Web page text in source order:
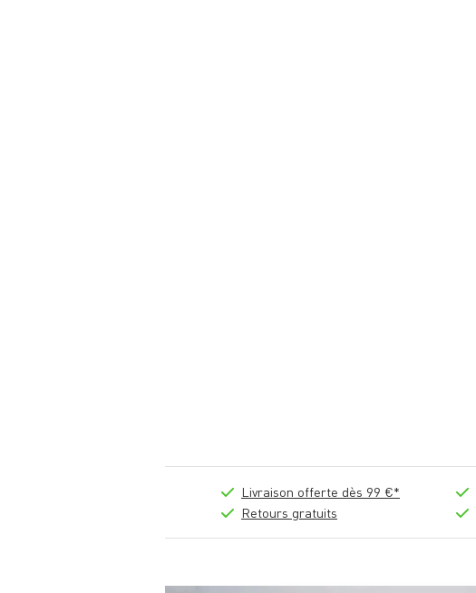
Livraison offerte dès 99 €*
Retours gratuits